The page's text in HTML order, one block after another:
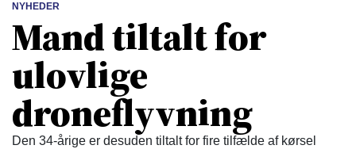
NYHEDER
Mand tiltalt for
ulovlige
droneflyvning
Den 34-årige er desuden tiltalt for fire tilfælde af kørsel